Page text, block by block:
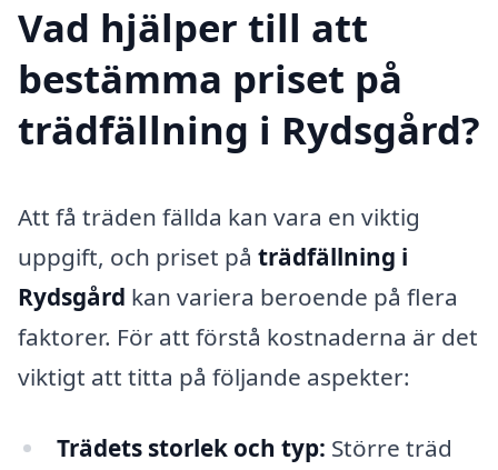
Vad hjälper till att
bestämma priset på
trädfällning i Rydsgård?
Att få träden fällda kan vara en viktig
uppgift, och priset på trädfällning i
Rydsgård kan variera beroende på flera
faktorer. För att förstå kostnaderna är det
viktigt att titta på följande aspekter:
Trädets storlek och typ: Större träd